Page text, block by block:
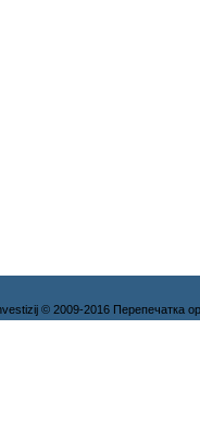
© 2009-2016 Перепечатка